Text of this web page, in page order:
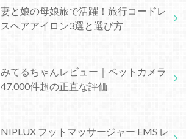
妻と娘の母娘旅で活躍！旅行コードレ
スヘアアイロン3選と選び方
みてるちゃんレビュー｜ペットカメラ
47,000件超の正直な評価
NIPLUX フットマッサージャー EMS レ